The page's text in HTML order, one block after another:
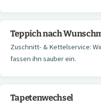
Teppich nach
Zuschnitt- & Kettelservice:
fassen ihn sauber ein.
Tapetenwechsel